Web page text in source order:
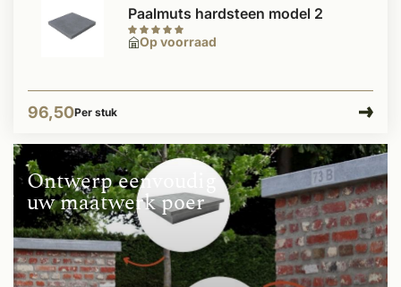
Op voorraad
Paalmuts hardsteen model 2
96,50Per stuk
Ontwerp eenvoudig
uw maatwerk poer